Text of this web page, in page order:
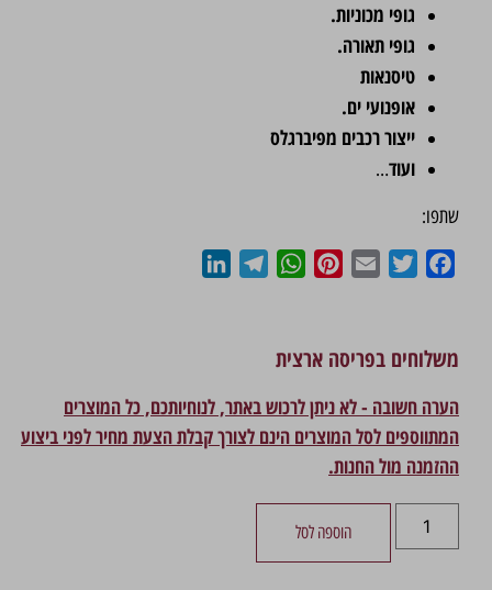
גופי מכוניות.
גופי תאורה.
טיסנאות
אופנועי ים.
ייצור רכבים מפיברגלס
ועוד…
שתפו:
Facebook
Twitter
Email
Pinterest
WhatsApp
Telegram
משלוחים בפריסה ארצית
הערה חשובה - לא ניתן לרכוש באתר, לנוחיותכם, כל המוצרים
המתווספים לסל המוצרים הינם לצורך קבלת הצעת מחיר לפני ביצוע
ההזמנה מול החנות.
הוספה לסל